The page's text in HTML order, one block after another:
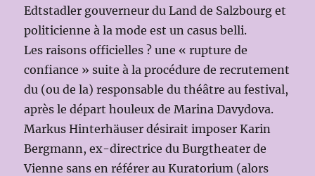
Edtstadler gouverneur du Land de Salzbourg et
politicienne à la mode est un casus belli.
Les raisons officielles ? une « rupture de
confiance » suite à la procédure de recrutement
du (ou de la) responsable du théâtre au festival,
après le départ houleux de Marina Davydova.
Markus Hinterhäuser désirait imposer Karin
Bergmann, ex-directrice du Burgtheater de
Vienne sans en référer au Kuratorium (alors